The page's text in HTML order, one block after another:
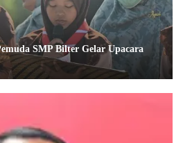
SMP Bilter Gelar Upacara